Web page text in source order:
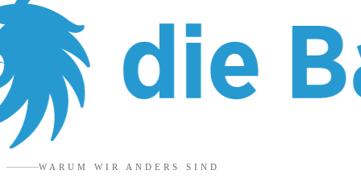
WARUM WIR ANDERS SIND